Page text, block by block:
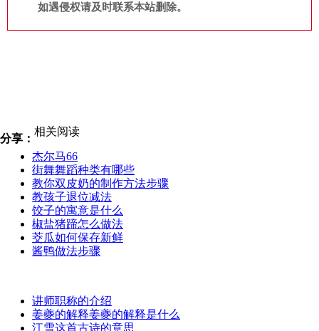
如遇侵权请及时联系本站删除。
分享：
相关阅读
杰尔马66
街舞舞蹈种类有哪些
教你双皮奶的制作方法步骤
教孩子退位减法
饺子的寓意是什么
椒盐猪蹄怎么做法
茭瓜如何保存新鲜
酱鸭做法步骤
讲师职称的介绍
姜夔的解释姜夔的解释是什么
江雪这首古诗的意思